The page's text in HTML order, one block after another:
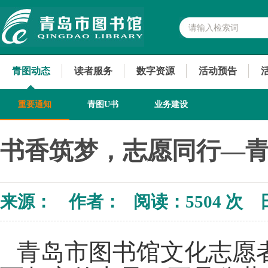
青图动态 读者服务 数字资源 活动预告
重要通知 青图U书 业务建设
书香筑梦，志愿同行—
来源： 作者： 阅读： 5504 次
青岛市图书馆文化志愿